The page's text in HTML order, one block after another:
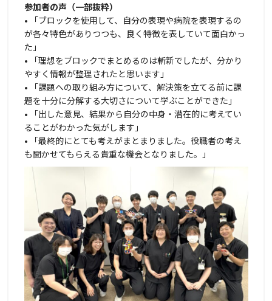
参加者の声（一部抜粋）
• 「ブロックを使用して、自分の表現や病院を表現するの
が各々特色がありつつも、良く特徴を表していて面白かっ
た」
• 「理想をブロックでまとめるのは斬新でしたが、分かり
やすく情報が整理されたと思います」
• 「課題への取り組み方について、解決策を立てる前に課
題を十分に分解する大切さについて学ぶことができた」
• 「出した意見、結果から自分の中身・潜在的に考えてい
ることがわかった気がします」
• 「最終的にとても考えがまとまりました。役職者の考え
も聞かせてもらえる貴重な機会となりました。」